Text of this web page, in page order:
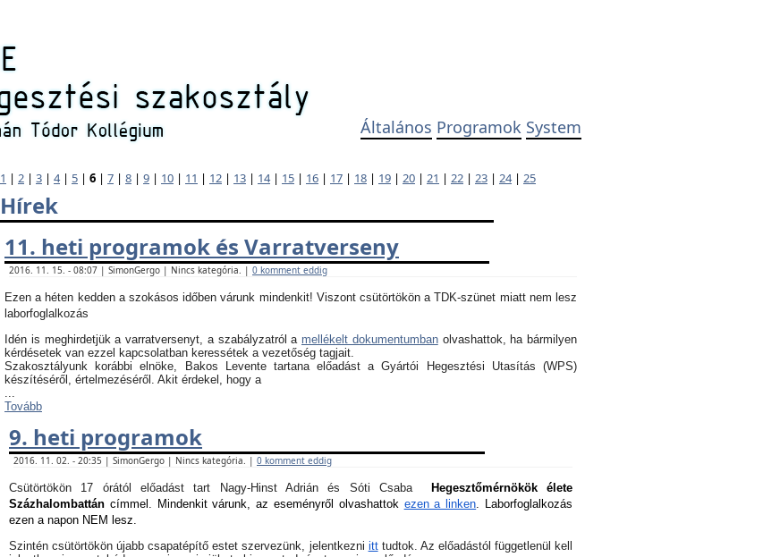
Általános Programok System
1 | 2 | 3 | 4| 5 | 6 | 7 | 8 | 9 | 10 | 11 | 12 | 13 | 14| 15 | 16 | 17 | 18 | 19 | 20 | 21 | 22 | 23 | 24| 25
Hírek
11. heti programok és Varratverseny
2016. 11. 15. - 08:07 | SimonGergo | Nincs kategória. | 0 komment eddig
Ezen a héten kedden a szokásos időben várunk mindenkit! Viszont csütörtökön a TDK-szünet miatt nem lesz
laborfoglalkozás
Idén is meghirdetjük a varratversenyt, a szabályzatról a mellékelt dokumentumbanolvashattok, ha bármilyen
kérdésetek van ezzel kapcsolatban keressétek a vezetőség tagjait.
Szakosztályunk korábbi elnöke, Bakos Levente tartana előadást a Gyártói Hegesztési Utasítás (WPS)
készítéséről, értelmezéséről. Akit érdekel, hogy a
...
Tovább
9. heti programok
2016. 11. 02. - 20:35 | SimonGergo | Nincs kategória. | 0 komment eddig
Csütörtökön 17 órától előadást tart Nagy-Hinst Adrián és Sóti Csaba
Hegesztőmérnökök élete
Százhalombattán címmel. Mindenkit várunk, az eseményről olvashattok ezen a linken. Laborfoglalkozás
ezen a napon NEM lesz.
Szintén csütörtökön újabb csapatépítő estet szervezünk, jelentkezni itttudtok. Az előadástól függetlenül kell